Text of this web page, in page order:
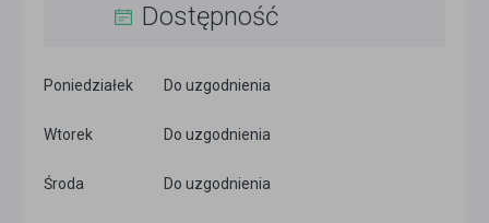
Dostępność
Poniedziałek Do uzgodnienia
Wtorek Do uzgodnienia
Środa Do uzgodnienia